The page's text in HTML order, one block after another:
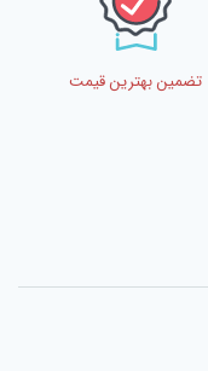
تضمین بهترین قیمت